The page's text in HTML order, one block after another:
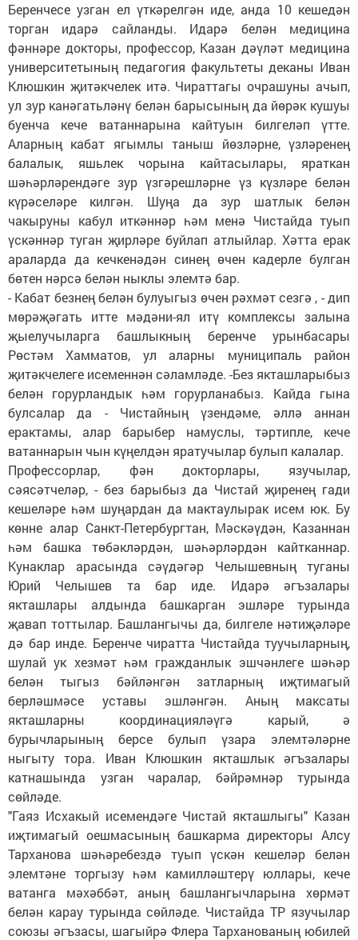
Беренчесе узган ел үткәрелгән иде, анда 10 кешедән
торган идарә сайланды. Идарә белән медицина
фәннәре докторы, профессор, Казан дәүләт медицина
университетының педагогия факультеты деканы Иван
Клюшкин җитәкчелек итә. Чираттагы очрашуны ачып,
ул зур канәгатьләнү белән барысының да йөрәк кушуы
буенча кече ватаннарына кайтуын билгеләп үтте.
Аларның кабат ягымлы таныш йөзләрне, үзләренең
балалык, яшьлек чорына кайтасылары, яраткан
шәһәрләрендәге зур үзгәрешләрне үз күзләре белән
күрәселәре килгән. Шуңа да зур шатлык белән
чакыруны кабул иткәннәр һәм менә Чистайда туып
үскәннәр туган җирләре буйлап атлыйлар. Хәтта ерак
араларда да кечкенәдән синең өчен кадерле булган
бөтен нәрсә белән ныклы элемтә бар.
- Кабат безнең белән булуыгыз өчен рәхмәт сезгә , - дип
мөрәҗәгать итте мәдәни-ял итү комплексы залына
җыелучыларга башлыкның беренче урынбасары
Рөстәм Хамматов, ул аларны муниципаль район
җитәкчелеге исеменнән сәламләде. -Без якташларыбыз
белән горурландык һәм горурланабыз. Кайда гына
булсалар да - Чистайның үзендәме, әллә аннан
ерактамы, алар барыбер намуслы, тәртипле, кече
ватаннарын чын күңелдән яратучылар булып калалар.
Профессорлар, фән докторлары, язучылар,
сәясәтчеләр, - без барыбыз да Чистай җиренең гади
кешеләре һәм шуңардан да мактаулырак исем юк. Бу
көнне алар Санкт-Петербургтан, Мәскәүдән, Казаннан
һәм башка төбәкләрдән, шәһәрләрдән кайтканнар.
Кунаклар арасында сәүдәгәр Челышевның туганы
Юрий Челышев та бар иде. Идарә әгъзалары
якташлары алдында башкарган эшләре турында
җавап тоттылар. Башлангычы да, билгеле нәтиҗәләре
дә бар инде. Беренче чиратта Чистайда туучыларның,
шулай ук хезмәт һәм гражданлык эшчәнлеге шәһәр
белән тыгыз бәйләнгән затларның иҗтимагый
берләшмәсе уставы эшләнгән. Аның максаты
якташларны координацияләүгә карый, ә
бурычларының берсе булып үзара элемтәләрне
ныгыту тора. Иван Клюшкин якташлык әгъзалары
катнашында узган чаралар, бәйрәмнәр турында
сөйләде.
"Гаяз Исхакый исемендәге Чис­тай якташлыгы" Казан
иҗтимагый оешмасының башкарма директоры Алсу
Тарханова шәһәребездә туып үскән кешеләр белән
элемтәне торгызу һәм камилләштерү юллары, кече
ватанга мәхәббәт, аның башлангычларына хөрмәт
белән карау турында сөйләде. Чистайда ТР язучылар
союзы әгъзасы, шагыйрә Флера Тарханованың юбилей